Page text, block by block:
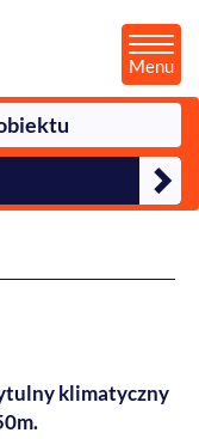
Menu
klimatyczny